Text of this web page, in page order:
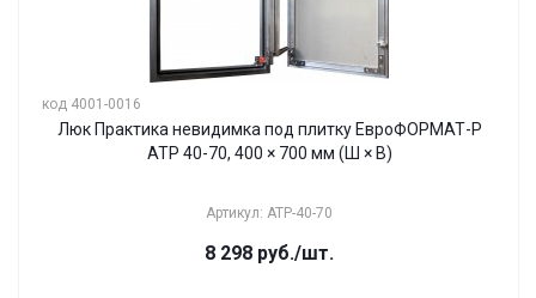
код 4001-0016
Люк Практика невидимка под плитку ЕвроФОРМАТ-Р
АТР 40-70, 400 × 700 мм (Ш × В)
Артикул: АТР-40-70
8 298 руб./шт.